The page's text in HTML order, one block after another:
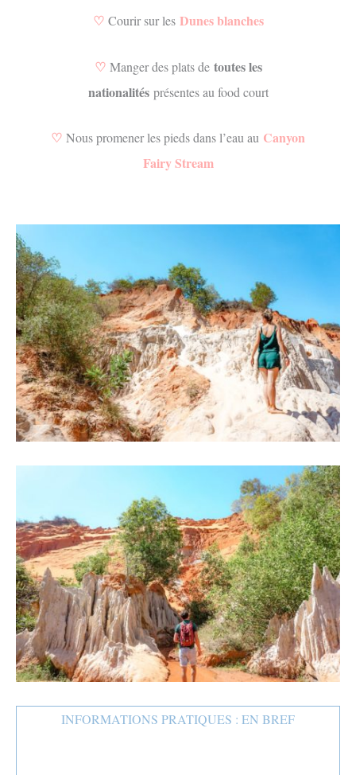
♡Courir sur les Dunes blanches
♡Manger des plats detoutes les
nationalitésprésentes au food court
♡ Nous promener les pieds dans l’eau au Canyon
Fairy Stream
INFORMATIONS PRATIQUES : EN BREF